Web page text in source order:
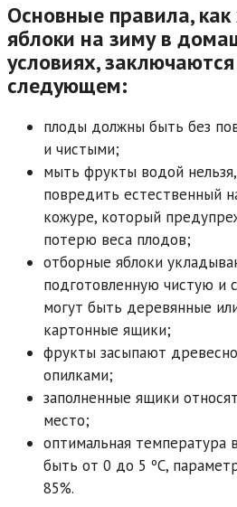
Основные правила,
яблоки на зиму в
условиях,
следующем:
плоды должны быть без
и чистыми;
мыть фрукты водой
повредить естественный
кожуре, который
потерю веса плодов;
отборные яблоки
подготовленную чистую и
могут быть деревянные
картонные ящики;
фрукты засыпают
опилками;
заполненные ящики
место;
оптимальная температура
быть от 0 до 5 ºС,
85%.